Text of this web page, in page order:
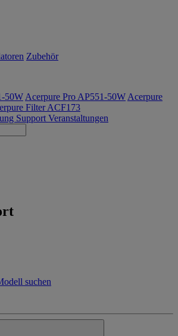
Zubehör
50W Acerpure Pro AP551-50W Acerpure
Filter ACF173
Support Veranstaltungen
suchen